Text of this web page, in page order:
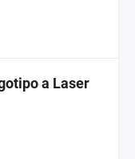
a Laser